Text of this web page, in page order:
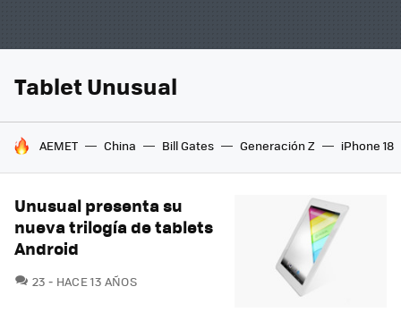
Tablet Unusual
HOY SE HABLA DE
AEMET China Bill Gates Generación Z iPhone 18
Unusual presenta su
nueva trilogía de tablets
Android
23 COMENTARIOS
HACE 13 AÑOS